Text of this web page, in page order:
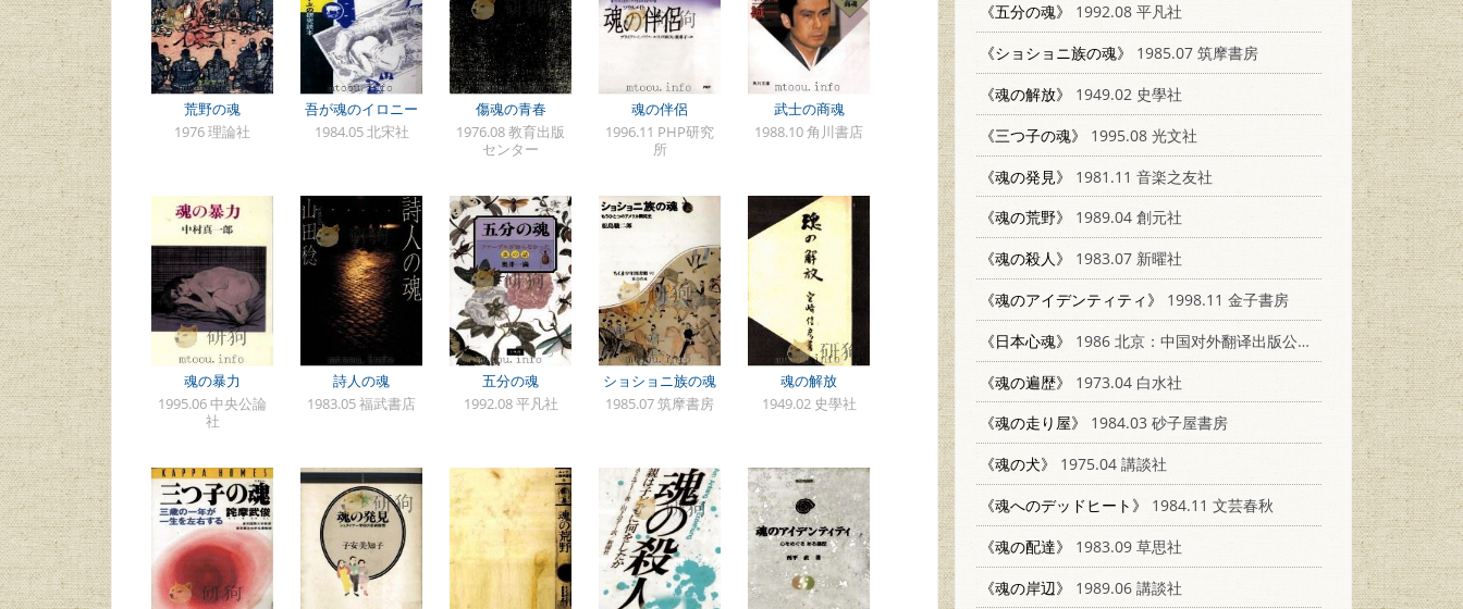
荒野の魂
1976 理論社
吾が魂のイロニー
1984.05 北宋社
傷魂の青春
1976.08 教育出版
センター
魂の伴侶
1996.11 PHP研究
所
武士の商魂
1988.10 角川書店
魂の暴力
1995.06 中央公論
社
詩人の魂
1983.05 福武書店
五分の魂
1992.08 平凡社
ショショニ族の魂
1985.07 筑摩書房
魂の解放
1949.02 史學社
《五分の魂》
1992.08 平凡社
《ショショニ族の魂》
1985.07 筑摩書房
《魂の解放》
1949.02 史學社
《三つ子の魂》
1995.08 光文社
《魂の発見》
1981.11 音楽之友社
《魂の荒野》
1989.04 創元社
《魂の殺人》
1983.07 新曜社
《魂のアイデンティティ》
1998.11 金子書房
《日本心魂》
1986 北京：中国对外翻译出版公司 3220·17
《魂の遍歴》
1973.04 白水社
《魂の走り屋》
1984.03 砂子屋書房
《魂の犬》
1975.04 講談社
《魂へのデッドヒート》
1984.11 文芸春秋
《魂の配達》
1983.09 草思社
《魂の岸辺》
1989.06 講談社